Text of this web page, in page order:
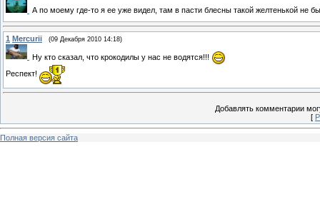
А по моему где-то я ее уже видел, там в пасти блесны такой желтенькой не
1 Mercurii (09 Декабря 2010 14:18)
Ну кто сказал, что крокодилы у нас не водятся!!!
Респект!
Добавлять комментарии
[
Полная версия сайта